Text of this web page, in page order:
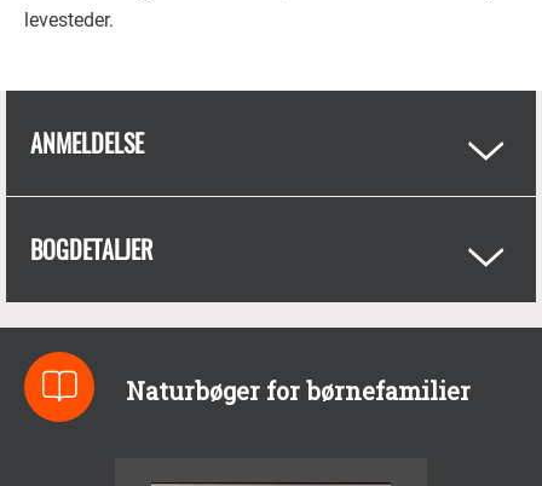
levesteder.
ANMELDELSE
BOGDETALJER
Naturbøger for børnefamilier